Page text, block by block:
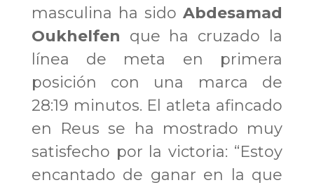
masculina ha sidoAbdesamad
Oukhelfen que ha cruzado la
línea de meta en primera
posición con una marca de
28:19 minutos. El atleta afincado
en Reus se ha mostrado muy
satisfecho por la victoria: “Estoy
encantado de ganar en la que